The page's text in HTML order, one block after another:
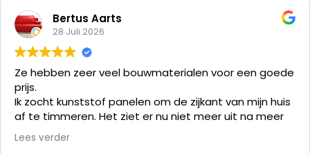
Bertus Aarts
28 Juli 2026
Ze hebben zeer veel bouwmaterialen voor een goede
prijs.
Ik zocht kunststof panelen om de zijkant van mijn huis
af te timmeren. Het ziet er nu niet meer uit na meer
dan 35 jaar en verven kost me meer tijd dan alles er
af slopen en die kunststof panelen er op zetten.
Lees verder